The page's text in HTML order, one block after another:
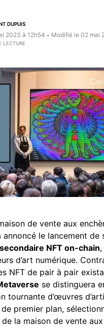
DUPUIS
2023 à 12h54 • Modifié le 02 mai
LECTURE
de vente aux
annoncé le lancement de
NFT on-chain
d’art numérique.
NFT de pair à pair
se distinguera
tournante d’œuvres
premier plan,
la maison de vente